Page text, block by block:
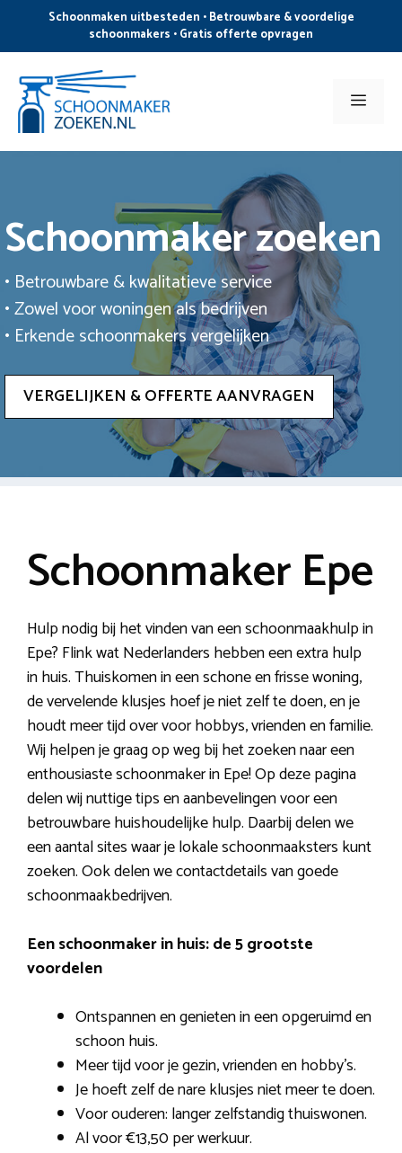
de
inhoud
Schoonmaken uitbesteden • Betrouwbare & voordelige
schoonmakers • Gratis offerte opvragen
Menu
Schoonmaker zoeken
• Betrouwbare & kwalitatieve service
• Zowel voor woningen als bedrijven
• Erkende schoonmakers vergelijken
VERGELIJKEN & OFFERTE AANVRAGEN
Schoonmaker Epe
Hulp nodig bij het vinden van een schoonmaakhulp in
Epe? Flink wat Nederlanders hebben een extra hulp
in huis. Thuiskomen in een schone en frisse woning,
de vervelende klusjes hoef je niet zelf te doen, en je
houdt meer tijd over voor hobbys, vrienden en familie.
Wij helpen je graag op weg bij het zoeken naar een
enthousiaste schoonmaker in Epe! Op deze pagina
delen wij nuttige tips en aanbevelingen voor een
betrouwbare huishoudelijke hulp. Daarbij delen we
een aantal sites waar je lokale schoonmaaksters kunt
zoeken. Ook delen we contactdetails van goede
schoonmaakbedrijven.
Een schoonmaker in huis: de 5 grootste
voordelen
Ontspannen en genieten in een opgeruimd en
schoon huis.
Meer tijd voor je gezin, vrienden en hobby’s.
Je hoeft zelf de nare klusjes niet meer te doen.
Voor ouderen: langer zelfstandig thuiswonen.
Al voor €13,50 per werkuur.